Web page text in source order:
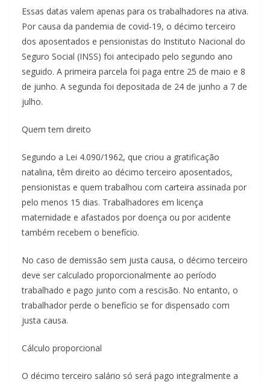
Essas datas valem apenas para os trabalhadores na ativa.
Por causa da pandemia de covid-19, o décimo terceiro
dos aposentados e pensionistas do Instituto Nacional do
Seguro Social (INSS) foi antecipado pelo segundo ano
seguido. A primeira parcela foi paga entre 25 de maio e 8
de junho. A segunda foi depositada de 24 de junho a 7 de
julho.
Quem tem direito
Segundo a Lei 4.090/1962, que criou a gratificação
natalina, têm direito ao décimo terceiro aposentados,
pensionistas e quem trabalhou com carteira assinada por
pelo menos 15 dias. Trabalhadores em licença
maternidade e afastados por doença ou por acidente
também recebem o benefício.
No caso de demissão sem justa causa, o décimo terceiro
deve ser calculado proporcionalmente ao período
trabalhado e pago junto com a rescisão. No entanto, o
trabalhador perde o benefício se for dispensado com
justa causa.
Cálculo proporcional
O décimo terceiro salário só será pago integralmente a